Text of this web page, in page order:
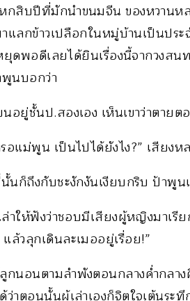
สิบปีที่มักนำขนมจีน ของหวานห
แลกข้าวเปลือกในหมู่บ้านเป็นปร
ยุดพอดีเลยได้ยินเรื่องนี้จากวงส
นบอกว่า
อยู่ชั้นป.สองเอง เห็นเขาว่าตายต
อแม่พูน เป็นไปได้ยังไง?” เสียง
ก็ถึงกับชะงักงันเงียบกริบ ป้าพูน
าให้ฟังว่าชอบมีเสียงผู้หญิงมาเรี
วลุกเดินละเมออยู่เรื่อย!”
นอนตามลำพังตอนกลางค่ำกลา
าตอนนั้นผู้เล่าเองก็จิตใจเต้นระ